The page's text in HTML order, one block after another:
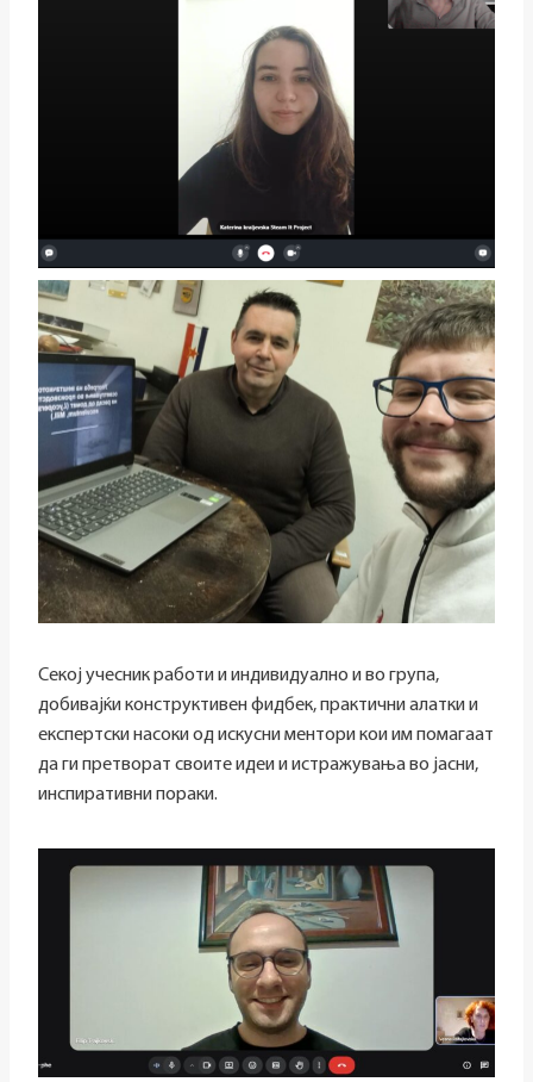
Секој учесник работи и индивидуално и во група,
добивајќи конструктивен фидбек, практични алатки и
експертски насоки од искусни ментори кои им помагаат
да ги претворат своите идеи и истражувања во јасни,
инспиративни пораки.